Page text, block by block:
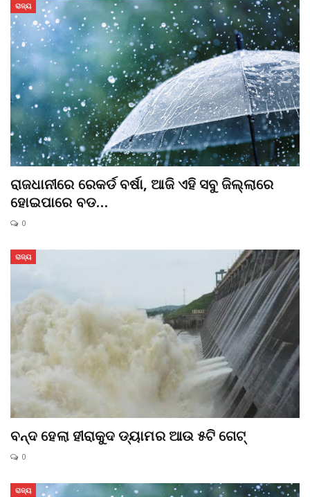
ରାଜ୍ୟ
ରାଜଧାନୀରେ ରେକର୍ଡ ବର୍ଷା, ଆଜି ଏହି ସବୁ ଜିଲ୍ଲାରେ
ହୋଇପାରେ ବଡ…
0
ରାଜ୍ୟ
ବନ୍ଦ ହେଲା ହୀରାକୁଦ ଡ୍ୟାମର ଆଉ ୫ଟି ଗେଟ୍
0
ରାଜ୍ୟ